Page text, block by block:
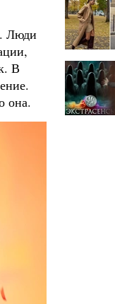
Люди
В
она.